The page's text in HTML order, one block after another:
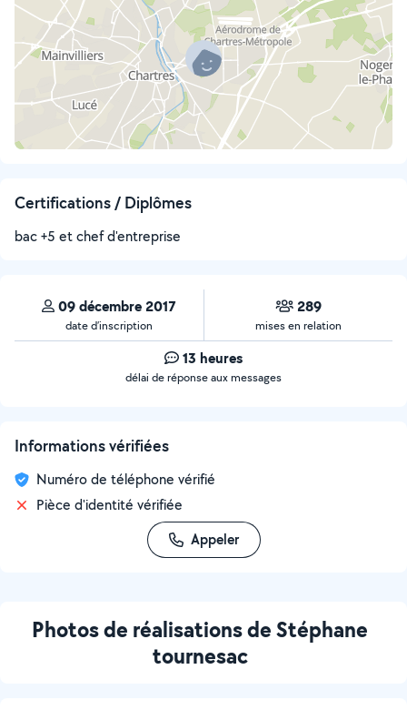
Certifications / Diplômes
bac +5 et chef d'entreprise
09 décembre 2017
date d’inscription
289
mises en relation
13 heures
délai de réponse aux messages
Informations vérifiées
Numéro de téléphone vérifié
Pièce d'identité vérifiée
Appeler
Photos de réalisations de Stéphane
tournesac